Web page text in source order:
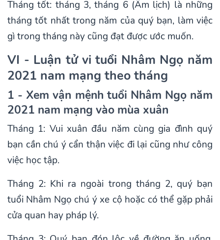
Tháng tốt: tháng 3, tháng 6 (Âm lịch) là những
tháng tốt nhất trong năm của quý bạn, làm việc
gì trong tháng này cũng đạt được ước muốn.
VI - Luận tử vi tuổi Nhâm Ngọ năm
2021 nam mạng theo tháng
1 - Xem vận mệnh tuổi Nhâm Ngọ năm
2021 nam mạng vào mùa xuân
Tháng 1: Vui xuân đầu năm cùng gia đình quý
bạn cần chú ý cẩn thận việc đi lại cũng như công
việc học tập.
Tháng 2: Khi ra ngoài trong tháng 2, quý bạn
tuổi Nhâm Ngọ chú ý xe cộ hoặc có thể gặp phải
cửa quan hay pháp lý.